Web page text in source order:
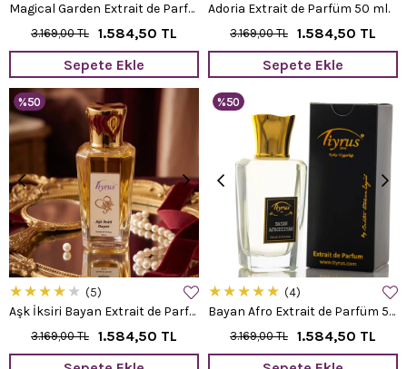
Magical Garden Extrait de Parfüm 50 ml.
1.584,50 TL
3.169,00 TL
Sepete Ekle
Adoria Extrait de Parfüm 50 ml.
1.584,50 TL
3.169,00 TL
Sepete Ekle
Aşk İksiri Bayan Extrait de Parfüm 50 ml.
★★★★ ★ 5
1.584,50 TL
3.169,00 TL
%50
Bayan Afro Extrait de Parfüm 50 ml.
★★★★★ 4
1.584,50 TL
3.169,00 TL
%50